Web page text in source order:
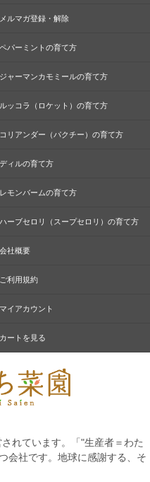
メルマガ登録・解除
ペパーミントの育て方
ジャーマンカモミールの育て方
ルッコラ（ロケット）の育て方
コリアンダー（パクチー）の育て方
ディルの育て方
レモンバームの育て方
ハーブセロリ（スープセロリ）の育て方
会社概要
ご利用規約
マイアカウント
カートを見る
れています。「"生産者＝わた
会社です。地球に感謝する、そ